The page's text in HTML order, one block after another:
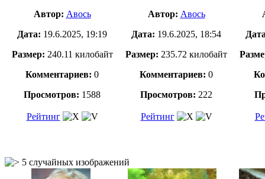
Автор: Авось
Дата: 19.6.2025, 19:19
Размер: 240.11 килобайт
Комментариев: 0
Просмотров: 1588
Рейтинг
Автор: Авось
Дата: 19.6.2025, 18:54
Размер: 235.72 килобайт
Комментариев: 0
Просмотров: 222
Рейтинг
5 случайных изображений